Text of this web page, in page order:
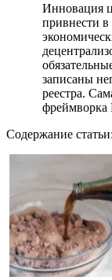
Инновация
привнести
записаны
реестра.
фреймворка
Содержание статьи: